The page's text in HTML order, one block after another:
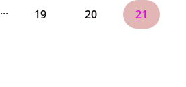
... 19 20 21